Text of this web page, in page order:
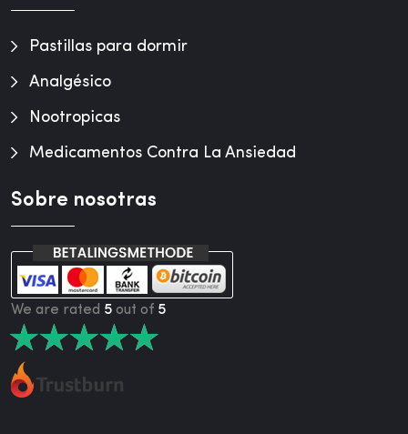
Pastillas para dormir
Analgésico
Nootropicas
Medicamentos Contra La Ansiedad
Sobre nosotras
We are rated 5 out of 5
★
★★
★★
★★
★★
★